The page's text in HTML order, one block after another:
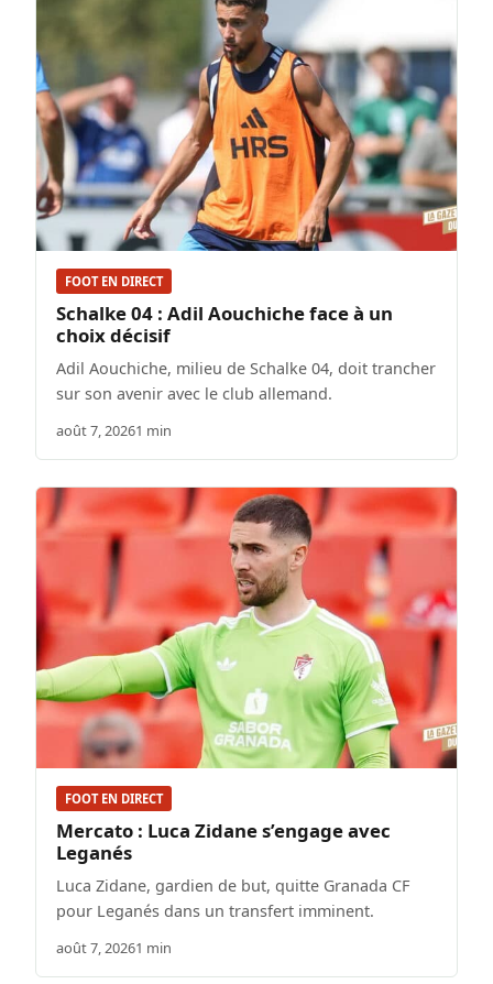
FOOT EN DIRECT
Schalke 04 : Adil Aouchiche face à un
choix décisif
Adil Aouchiche, milieu de Schalke 04, doit trancher
sur son avenir avec le club allemand.
août 7, 20261 min
FOOT EN DIRECT
Mercato : Luca Zidane s’engage avec
Leganés
Luca Zidane, gardien de but, quitte Granada CF
pour Leganés dans un transfert imminent.
août 7, 20261 min